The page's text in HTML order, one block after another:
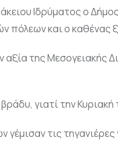
Ιδρύματος ο
πόλεων και ο
αξία της
γιατί την
γέμισαν τις